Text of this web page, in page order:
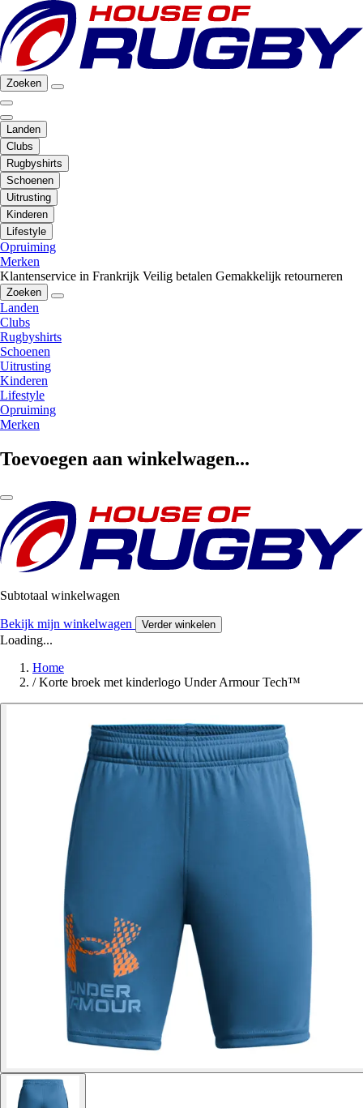
Zoeken
Landen
Clubs
Rugbyshirts
Schoenen
Uitrusting
Kinderen
Lifestyle
Opruiming
Merken
Klantenservice in Frankrijk Veilig betalen Gemakkelijk retourneren
Zoeken
Landen
Clubs
Rugbyshirts
Schoenen
Uitrusting
Kinderen
Lifestyle
Opruiming
Merken
Toevoegen aan winkelwagen...
Subtotaal winkelwagen
Bekijk mijn winkelwagen Verder winkelen
Loading...
Home
/ Korte broek met kinderlogo Under Armour Tech™